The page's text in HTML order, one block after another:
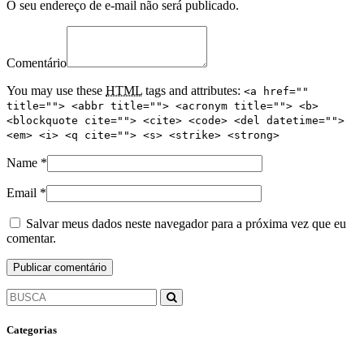
O seu endereço de e-mail não será publicado.
Comentário
You may use these HTML tags and attributes: <a href=""
title=""> <abbr title=""> <acronym title=""> <b>
<blockquote cite=""> <cite> <code> <del datetime="">
<em> <i> <q cite=""> <s> <strike> <strong>
Name *
Email *
Salvar meus dados neste navegador para a próxima vez que eu
comentar.
Categorias